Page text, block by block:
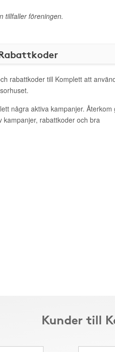
tillfaller föreningen.
rabattkoder till Komplett att
några aktiva kampanjer. Återkom
kampanjer, rabattkoder och bra
Kunder till